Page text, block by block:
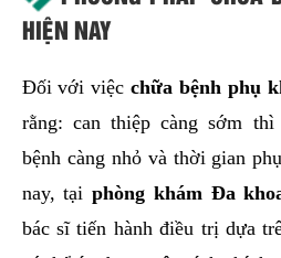
HIỆN NAY
Đối với việcchữa bệnh phụ
rằng: can thiệp càng sớm
bệnh càng nhỏ và thời gian
nay, tạiphòng khám Đa
bác sĩ tiến hành điều trị dựa